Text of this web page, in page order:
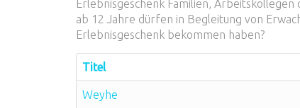
Erlebnisgeschenk Familien,
ab 12 Jahre dürfen in Begleitung von
Erlebnisgeschenk bekommen haben?
Titel
Weyhe